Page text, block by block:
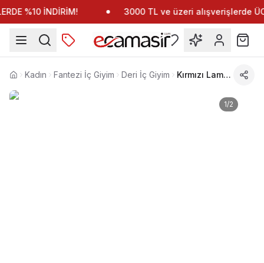
%10 İNDİRİM! 3000 TL ve üzeri alışverişlerde
Anasayfa
Kadın Fantezi İç Giyim Deri İç Giyim Kırmızı Lame Polyamit Deri Fantezi Elbise Sistina 459
1/2